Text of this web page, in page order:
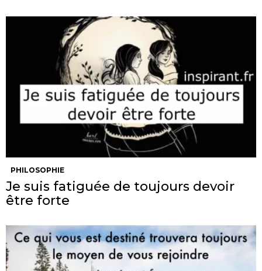
PHILOSOPHIE
Je suis fatiguée de toujours devoir
être forte